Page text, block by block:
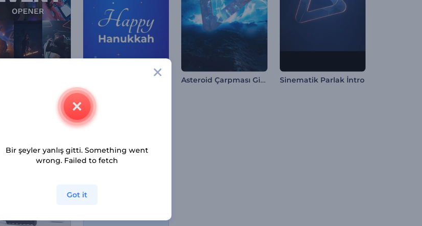
Asteroid Çarpması Girişi Sinematik Parlak İntro
Bir şeyler yanlış gitti. Something went
wrong. Failed to fetch
Got it